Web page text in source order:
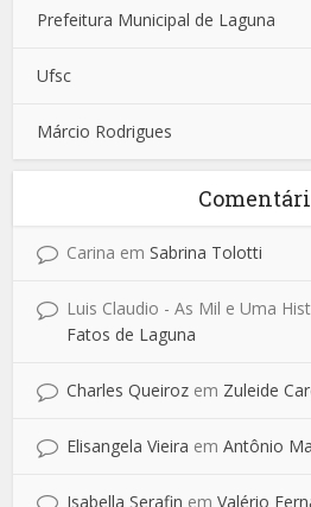
Prefeitura Municipal de Laguna
Ufsc
Márcio Rodrigues
Carina emSabrina Tolotti
Luis Claudio - As Mil e Uma
Fatos de Laguna
Charles Queiroz em Zuleide
Elisangela Vieira emAntônio
Isabella Serafin emValério